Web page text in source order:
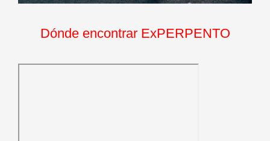
Dónde encontrar ExPERPENTO